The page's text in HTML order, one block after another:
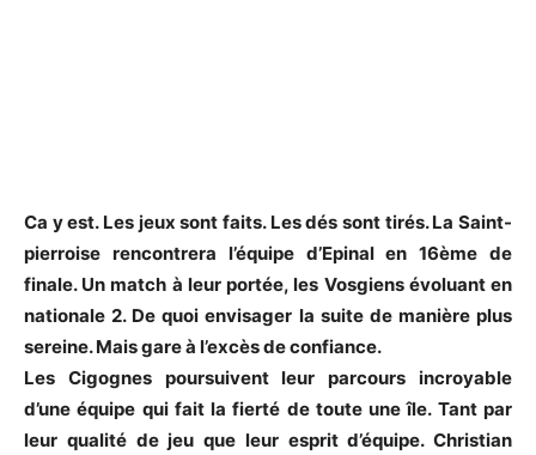
Ca y est. Les jeux sont faits. Les dés sont tirés. La Saint-
pierroise rencontrera l’équipe d’Epinal en 16ème de
finale. Un match à leur portée, les Vosgiens évoluant en
nationale 2. De quoi envisager la suite de manière plus
sereine. Mais gare à l’excès de confiance.
Les Cigognes poursuivent leur parcours incroyable
d’une équipe qui fait la fierté de toute une île. Tant par
leur qualité de jeu que leur esprit d’équipe. Christian